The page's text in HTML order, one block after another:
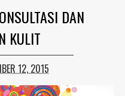
DAN
KULIT
12, 2015